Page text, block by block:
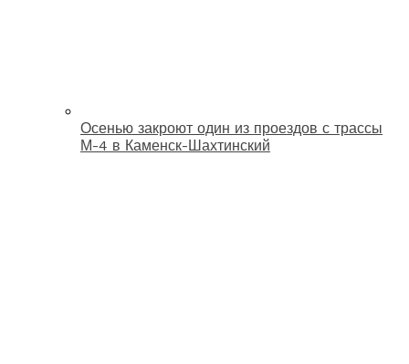
Осенью закроют один из проездов с трассы
М-4 в Каменск-Шахтинский